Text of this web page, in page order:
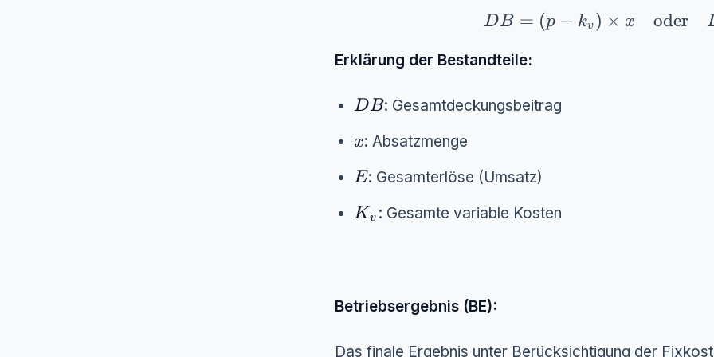
DB = (p - k_v) \times x
DB = (p − kv) × x oder
Erklärung der Bestandteile:
DB
DB: Gesamtdeckungsbeitrag
x
x: Absatzmenge
E
E: Gesamterlöse (Umsatz)
K_v
Kv : Gesamte variable Kosten
Betriebsergebnis (BE):
Das finale Ergebnis unter Berücksichtigung der